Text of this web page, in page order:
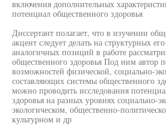
включения дополнительных
потенциал общественного здоровья
Диссертант полагает, что в изучении
акцент следует делать на структурных
аналогичных позиций в работе
общественного здоровья Под ним автор
возможностей физической, социально-
составляющих системы общественного
можно проводить исследования
здоровья на разных уровнях социально-
экологическом, общественно-
культурном и др